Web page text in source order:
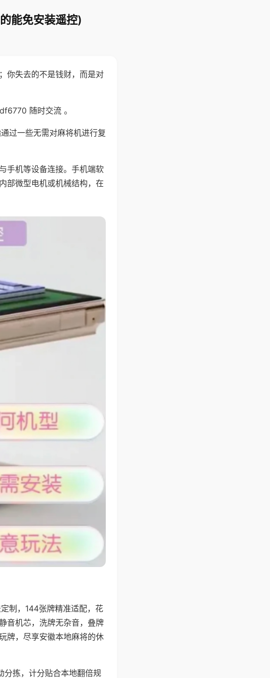
能免安装遥控)
你失去的不是钱财，而是对
随时交流 。
过一些无需对麻将机进行复
手机等设备连接。手机端软
部微型电机或机械结构，在
制，144张牌精准适配，花
音机芯，洗牌无杂音，叠牌
牌，尽享安徽本地麻将的休
分拣，计分贴合本地翻倍规